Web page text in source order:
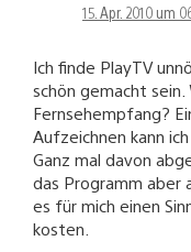
15. Apr. 2010 um
Ich finde PlayTV
schön gemacht
Fernsehempfang?
Aufzeichnen kann
Ganz mal davon
das Programm aber
es für mich einen
kosten.